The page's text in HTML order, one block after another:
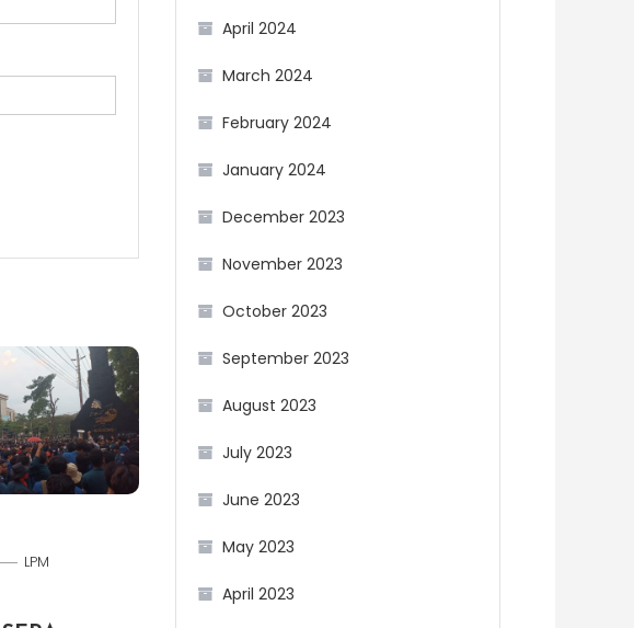
LPM
April 2024
March 2024
February 2024
January 2024
December 2023
November 2023
October 2023
September 2023
August 2023
July 2023
June 2023
May 2023
April 2023